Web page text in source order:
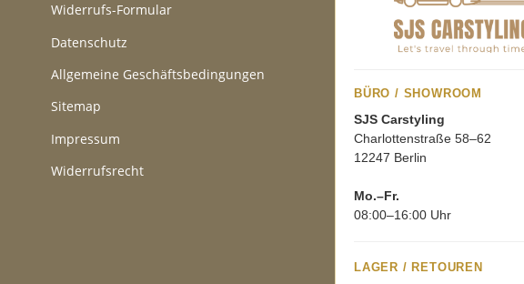
Widerrufs-Formular
Datenschutz
Allgemeine Geschäftsbedingungen
Sitemap
Impressum
Widerrufsrecht
BÜRO / SHOWROOM
SJS Carstyling
Charlottenstraße 58–62
12247 Berlin
Mo.–Fr.
08:00–16:00 Uhr
LAGER / RETOUREN